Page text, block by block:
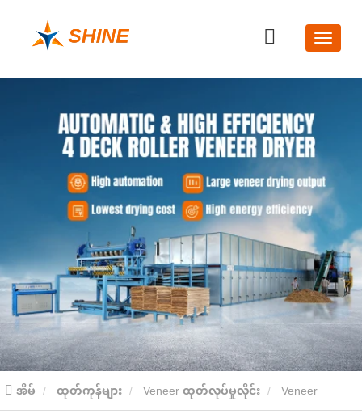
အိမ် ထုတ်ကုန်များ Veneer ထုတ်လုပ်မှုလိုင်း